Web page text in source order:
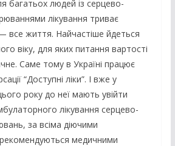
багатьох людей із серцево-
лікування триває
все життя. Найчастіше йдеться
віку, для яких питання вартості
Саме тому в Україні працює
“Доступні ліки”. І вже у
року до неї мають увійти
лікування серцево-
за всіма діючими
медичними